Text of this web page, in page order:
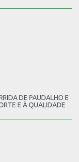
DE PAUDALHO E
E À QUALIDADE